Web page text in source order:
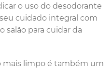
o uso do desodorante
cuidado integral com
salão para cuidar da
mais limpo é também um